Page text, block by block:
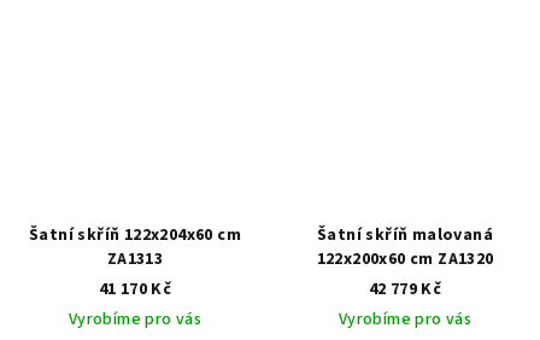
Šatní skříň 122x204x60 cm
ZA1313
41 170 Kč
Vyrobíme pro vás
Šatní skříň malovaná
122x200x60 cm ZA1320
42 779 Kč
Vyrobíme pro vás